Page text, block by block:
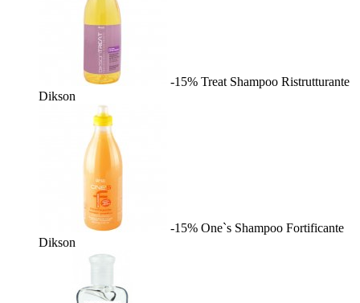
-15% Treat Shampoo Ristrutturante
Dikson
-15% One`s Shampoo Fortificante
Dikson